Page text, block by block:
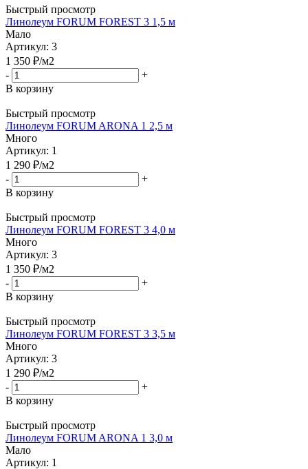
Быстрый просмотр
Линолеум FORUM FOREST 3 1,5 м
Мало
Артикул: 3
1 350 ₽/м2
-
+
В корзину
Быстрый просмотр
Линолеум FORUM ARONA 1 2,5 м
Много
Артикул: 1
1 290 ₽/м2
-
+
В корзину
Быстрый просмотр
Линолеум FORUM FOREST 3 4,0 м
Много
Артикул: 3
1 350 ₽/м2
-
+
В корзину
Быстрый просмотр
Линолеум FORUM FOREST 3 3,5 м
Много
Артикул: 3
1 290 ₽/м2
-
+
В корзину
Быстрый просмотр
Линолеум FORUM ARONA 1 3,0 м
Мало
Артикул: 1